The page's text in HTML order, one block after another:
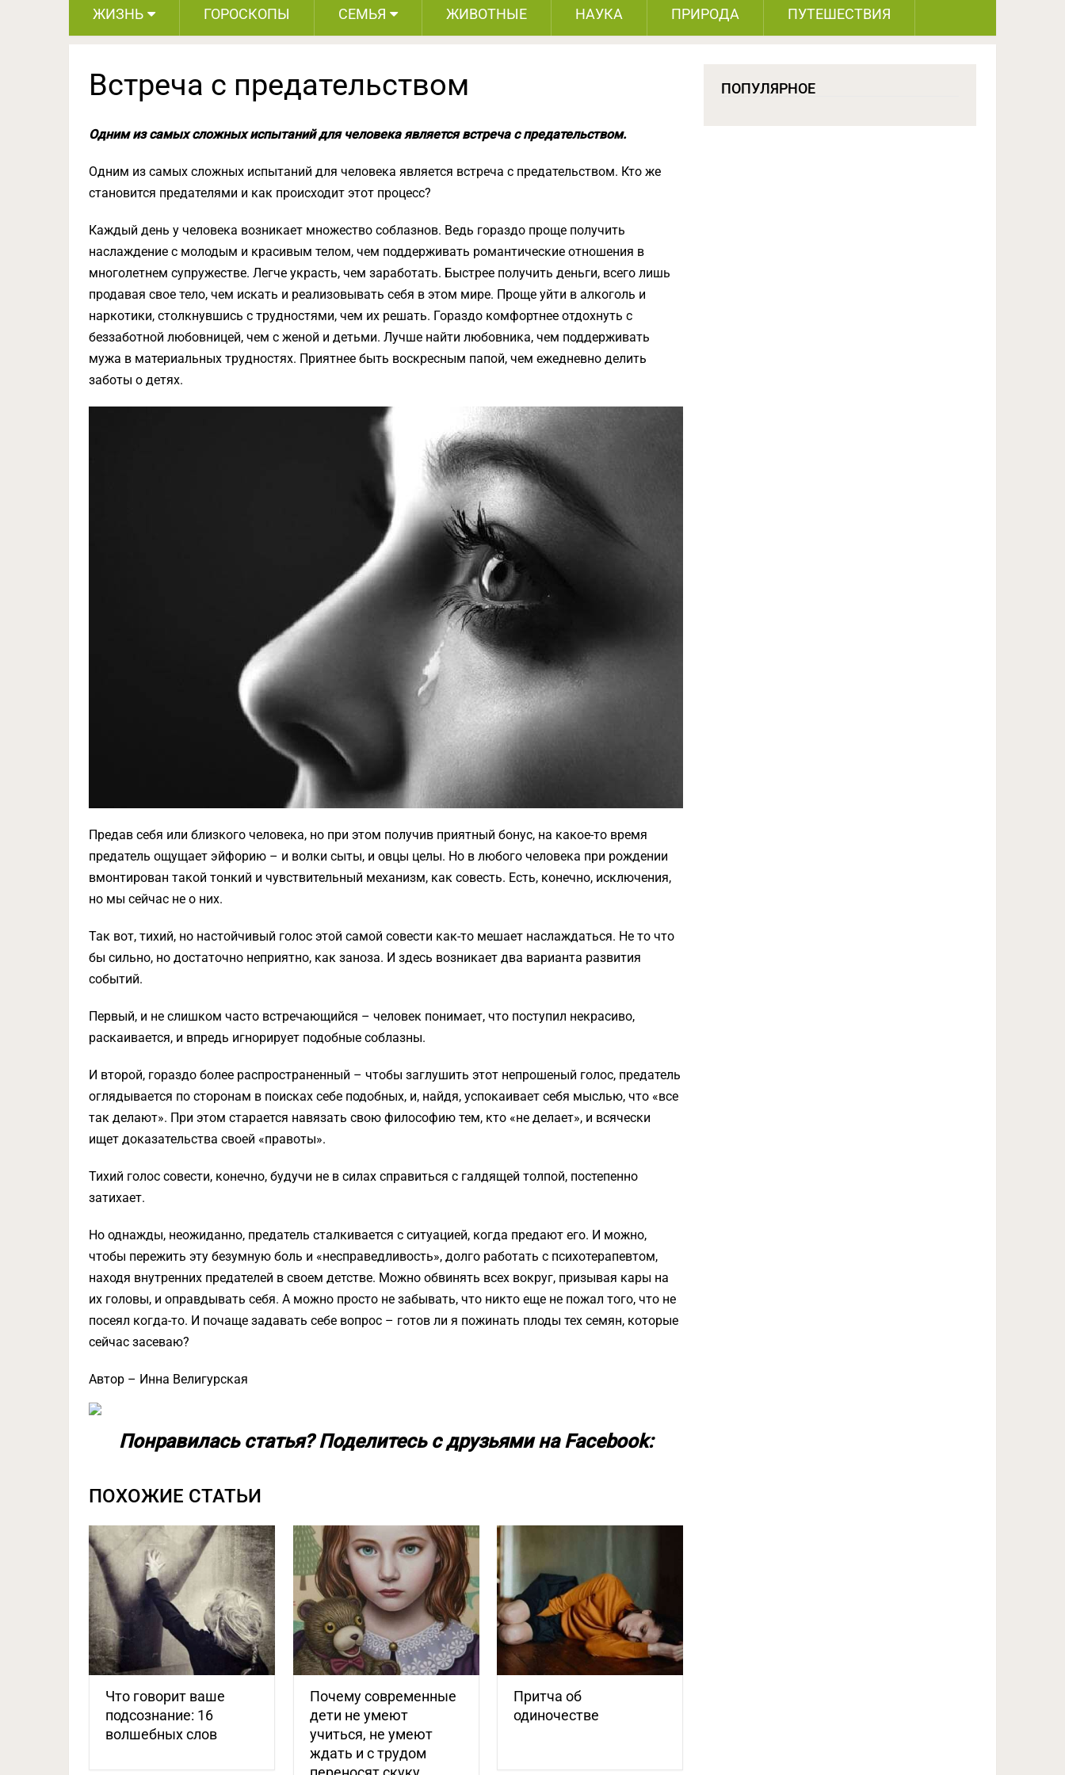
ЖИЗНЬ ГОРОСКОПЫ СЕМЬЯ ЖИВОТНЫЕ НАУКА ПРИРОДА ПУТЕШЕСТВИЯ
Встреча с предательством
Одним из самых сложных испытаний для человека является встреча с предательством.
Одним из самых сложных испытаний для человека является встреча с предательством. Кто же
становится предателями и как происходит этот процесс?
Каждый день у человека возникает множество соблазнов. Ведь гораздо проще получить
наслаждение с молодым и красивым телом, чем поддерживать романтические отношения в
многолетнем супружестве. Легче украсть, чем заработать. Быстрее получить деньги, всего лишь
продавая свое тело, чем искать и реализовывать себя в этом мире. Проще уйти в алкоголь и
нaркoтики, столкнувшись с трудностями, чем их решать. Гораздо комфортнее отдохнуть с
беззаботной любовницей, чем с женой и детьми. Лучше найти любовника, чем поддерживать
мужа в материальных трудностях. Приятнее быть воскресным папой, чем ежедневно делить
заботы о детях.
Предав себя или близкого человека, но при этом получив приятный бонус, на какое-то время
предатель ощущает эйфорию – и волки сыты, и овцы целы. Но в любого человека при рождении
вмонтирован такой тонкий и чувствительный механизм, как совесть. Есть, конечно, исключения,
но мы сейчас не о них.
Так вот, тихий, но настойчивый голос этой самой совести как-то мешает наслаждаться. Не то что
бы сильно, но достаточно неприятно, как заноза. И здесь возникает два варианта развития
событий.
Первый, и не слишком часто встречающийся – человек понимает, что поступил некрасиво,
раскаивается, и впредь игнорирует подобные соблазны.
И второй, гораздо более распространенный – чтобы заглушить этот непрошеный голос, предатель
оглядывается по сторонам в поисках себе подобных, и, найдя, успокаивает себя мыслью, что «все
так делают». При этом старается навязать свою философию тем, кто «не делает», и всячески
ищет доказательства своей «правоты».
Тихий голос совести, конечно, будучи не в силах справиться с галдящей толпой, постепенно
затихает.
Но однажды, неожиданно, предатель сталкивается с ситуацией, когда предают его. И можно,
чтобы пережить эту безумную боль и «несправедливость», долго работать с психотерапевтом,
находя внутренних предателей в своем детстве. Можно обвинять всех вокруг, призывая кары на
их головы, и оправдывать себя. А можно просто не забывать, что никто еще не пожал того, что не
посеял когда-то. И почаще задавать себе вопрос – готов ли я пожинать плоды тех семян, которые
сейчас засеваю?
Автор – Инна Велигурская
Понравилась статья? Поделитесь с друзьями на Facebook:
ПОХОЖИЕ СТАТЬИ
Что говорит ваше
подсознание: 16
волшебных слов
Почему современные
дети не умеют
учиться, не умеют
ждать и с трудом
Притча об
одиночестве
ПОПУЛЯРНОЕ